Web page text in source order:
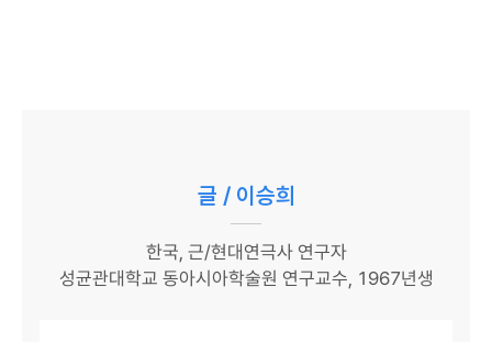
글 / 이승희
한국, 근/현대연극사 연구자
성균관대학교 동아시아학술원 연구교수, 1967년생